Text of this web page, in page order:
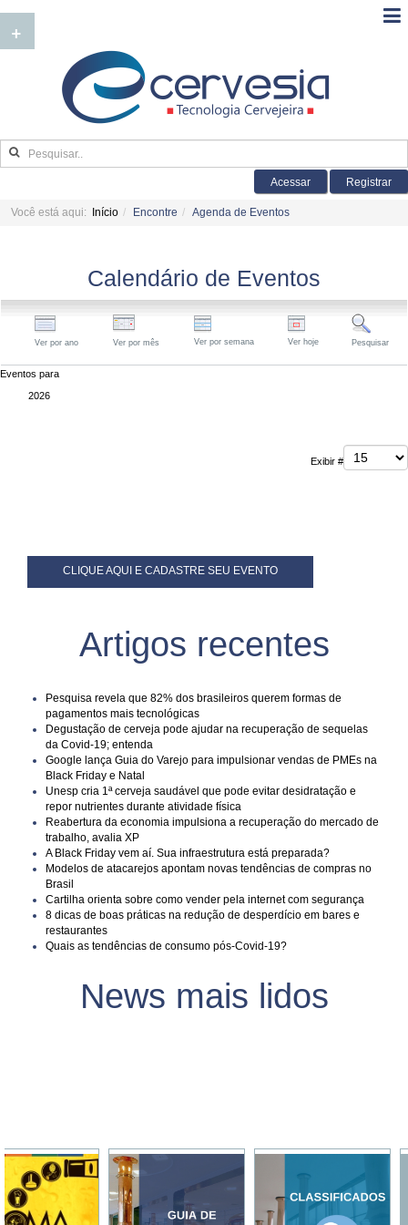
Acessar Registrar
Você está aqui: Início Encontre Agenda de Eventos
Calendário de Eventos
Ver por ano Ver por mês Ver por semana Ver hoje Pesquisar
Eventos para
2026
Exibir #
CLIQUE AQUI E CADASTRE SEU EVENTO
Artigos recentes
Pesquisa revela que 82% dos brasileiros querem formas de
pagamentos mais tecnológicas
Degustação de cerveja pode ajudar na recuperação de sequelas
da Covid-19; entenda
Google lança Guia do Varejo para impulsionar vendas de PMEs na
Black Friday e Natal
Unesp cria 1ª cerveja saudável que pode evitar desidratação e
repor nutrientes durante atividade física
Reabertura da economia impulsiona a recuperação do mercado de
trabalho, avalia XP
A Black Friday vem aí. Sua infraestrutura está preparada?
Modelos de atacarejos apontam novas tendências de compras no
Brasil
Cartilha orienta sobre como vender pela internet com segurança
8 dicas de boas práticas na redução de desperdício em bares e
restaurantes
Quais as tendências de consumo pós-Covid-19?
News mais lidos
+